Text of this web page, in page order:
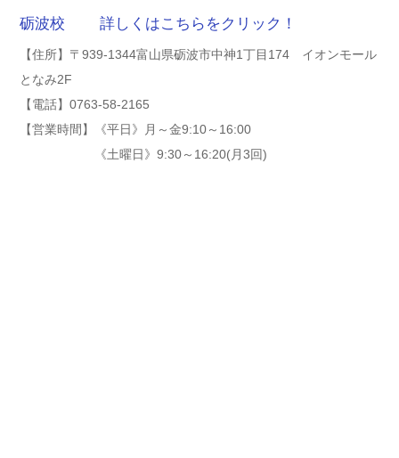
砺波校 詳しくはこちらをクリック！
【住所】〒939-1344富山県砺波市中神1丁目174 イオンモール
となみ2F
【電話】0763-58-2165
【営業時間】《平日》月～金9:10～16:00
《土曜日》9:30～16:20(月3回)